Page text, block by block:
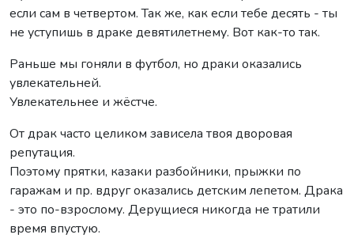
если сам в четвертом. Так же, как если тебе десять - ты
не уступишь в драке девятилетнему. Вот как-то так.
Раньше мы гоняли в футбол, но драки оказались
увлекательней.
Увлекательнее и жёстче.
От драк часто целиком зависела твоя дворовая
репутация.
Поэтому прятки, казаки разбойники, прыжки по
гаражам и пр. вдруг оказались детским лепетом. Драка
- это по-взрослому. Дерущиеся никогда не тратили
время впустую.